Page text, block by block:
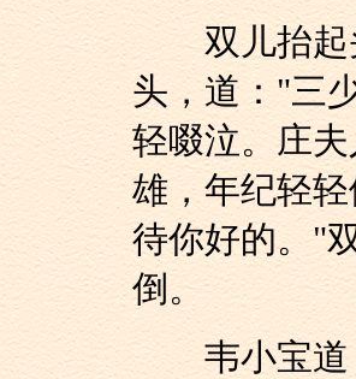
双儿抬起头
头，道："三
轻啜泣。庄
雄，年纪轻
待你好的。"
倒。
韦小宝道：